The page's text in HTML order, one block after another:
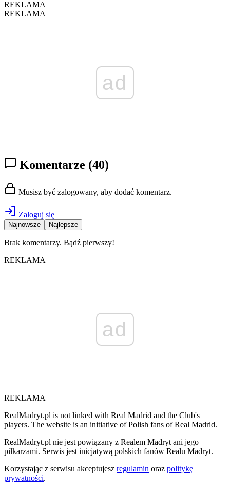
REKLAMA
REKLAMA
ad
Komentarze (40)
Musisz być zalogowany, aby dodać komentarz.
Zaloguj się
Najnowsze Najlepsze
Brak komentarzy. Bądź pierwszy!
REKLAMA
ad
REKLAMA
RealMadryt.pl is not linked with Real Madrid and the Club's
players. The website is an initiative of Polish fans of Real Madrid.
RealMadryt.pl nie jest powiązany z Realem Madryt ani jego
piłkarzami. Serwis jest inicjatywą polskich fanów Realu Madryt.
Korzystając z serwisu akceptujesz regulamin oraz politykę
prywatności.